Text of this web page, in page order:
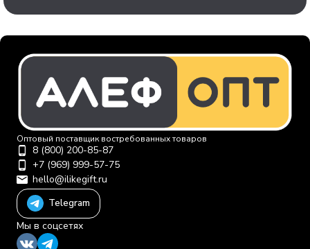
Оптовый поставщик востребованных товаров
8 (800) 200-85-87
+7 (969) 999-57-75
hello@ilikegift.ru
Telegram
Мы в соцсетях